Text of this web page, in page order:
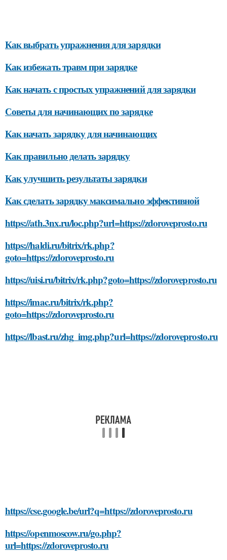
Как выбрать упражнения для зарядки
Как избежать травм при зарядке
Как начать с простых упражнений для зарядки
Советы для начинающих по зарядке
Как начать зарядку для начинающих
Как правильно делать зарядку
Как улучшить результаты зарядки
Как сделать зарядку максимально эффективной
https://ath.3nx.ru/loc.php?url=https://zdoroveprosto.ru
https://haldi.ru/bitrix/rk.php?
goto=https://zdoroveprosto.ru
https://uisi.ru/bitrix/rk.php?goto=https://zdoroveprosto.ru
https://imac.ru/bitrix/rk.php?
goto=https://zdoroveprosto.ru
https://lbast.ru/zhg_img.php?url=https://zdoroveprosto.ru
https://cse.google.be/url?q=https://zdoroveprosto.ru
https://openmoscow.ru/go.php?
url=https://zdoroveprosto.ru